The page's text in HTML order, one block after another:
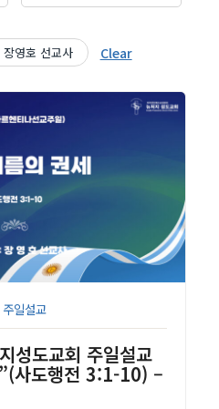
영호 선교사 Clear
주일설교
도교회 주일설교
사도행전 3:1-10) –